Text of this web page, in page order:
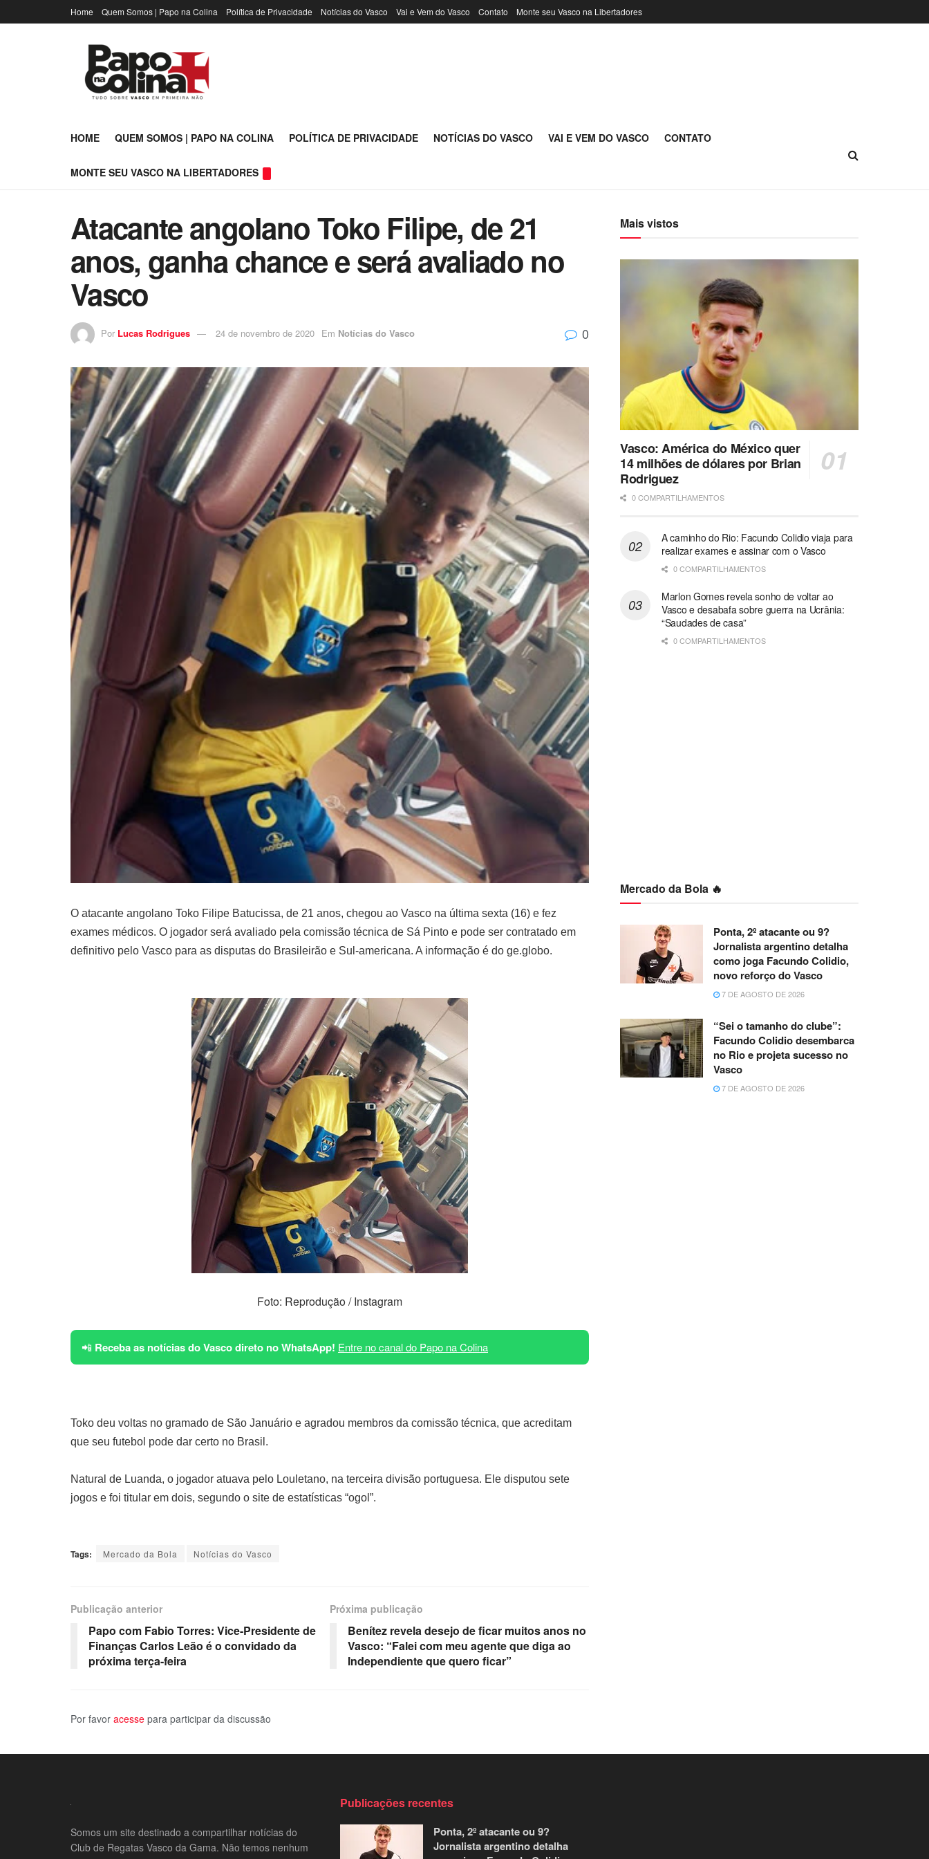
Home Quem Somos | Papo na Colina Política de Privacidade Notícias do Vasco Vai e Vem do Vasco Contato Monte seu Vasco na Libertadores
HOME QUEM SOMOS | PAPO NA COLINA POLÍTICA DE PRIVACIDADE NOTÍCIAS DO VASCO VAI E VEM DO VASCO CONTATO
MONTE SEU VASCO NA LIBERTADORES
Atacante angolano Toko Filipe, de 21
anos, ganha chance e será avaliado no
Vasco
Por Lucas Rodrigues 24 de novembro de 2020 Em Notícias do Vasco 0
O atacante angolano Toko Filipe Batucissa, de 21 anos, chegou ao Vasco na última sexta (16) e fez
exames médicos. O jogador será avaliado pela comissão técnica de Sá Pinto e pode ser contratado em
definitivo pelo Vasco para as disputas do Brasileirão e Sul-americana. A informação é do ge.globo.
Foto: Reprodução / Instagram
📲 Receba as notícias do Vasco direto no WhatsApp! Entre no canal do Papo na Colina
Toko deu voltas no gramado de São Januário e agradou membros da comissão técnica, que acreditam
que seu futebol pode dar certo no Brasil.
Natural de Luanda, o jogador atuava pelo Louletano, na terceira divisão portuguesa. Ele disputou sete
jogos e foi titular em dois, segundo o site de estatísticas “ogol”.
Tags: Mercado da Bola Notícias do Vasco
Publicação anterior
Papo com Fabio Torres: Vice-Presidente de
Finanças Carlos Leão é o convidado da
próxima terça-feira
Próxima publicação
Benítez revela desejo de ficar muitos anos no
Vasco: “Falei com meu agente que diga ao
Independiente que quero ficar”
Por favor acesse para participar da discussão
Mais vistos
Vasco: América do México quer
14 milhões de dólares por Brian
Rodriguez
0 COMPARTILHAMENTOS
A caminho do Rio: Facundo Colidio viaja para
realizar exames e assinar com o Vasco
0 COMPARTILHAMENTOS
Marlon Gomes revela sonho de voltar ao
Vasco e desabafa sobre guerra na Ucrânia:
“Saudades de casa”
0 COMPARTILHAMENTOS
Mercado da Bola 🔥
Ponta, 2º atacante ou 9?
Jornalista argentino detalha
como joga Facundo Colidio,
novo reforço do Vasco
7 DE AGOSTO DE 2026
“Sei o tamanho do clube”:
Facundo Colidio desembarca
no Rio e projeta sucesso no
Vasco
7 DE AGOSTO DE 2026
Somos um site destinado a compartilhar notícias do
Club de Regatas Vasco da Gama. Não temos nenhum
Publicações recentes
Ponta, 2º atacante ou 9?
Jornalista argentino detalha